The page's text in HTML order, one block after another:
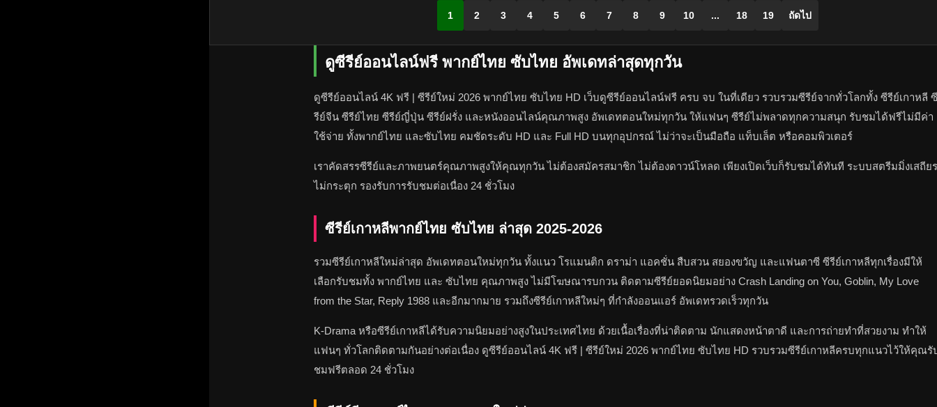
1 2 3 4 5 6 7 8 9 10 ... 18 19 ถัดไป
ดูซีรีย์ออนไลน์ฟรี พากย์ไทย ซับไทย อัพเดทล่าสุดทุกวัน
ดูซีรีย์ออนไลน์ 4K ฟรี | ซีรีย์ใหม่ 2026 พากย์ไทย ซับไทย HD เว็บดูซีรีย์ออนไลน์ฟรี ครบ จบ ในที่เดียว รวบรวมซีรีย์จากทั่วโลกทั้ง ซีรีย์เกาหลี ซี
รีย์จีน ซีรีย์ไทย ซีรีย์ญี่ปุ่น ซีรีย์ฝรั่ง และหนังออนไลน์คุณภาพสูง อัพเดทตอนใหม่ทุกวัน ให้แฟนๆ ซีรีย์ไม่พลาดทุกความสนุก รับชมได้ฟรีไม่มีค่า
ใช้จ่าย ทั้งพากย์ไทย และซับไทย คมชัดระดับ HD และ Full HD บนทุกอุปกรณ์ ไม่ว่าจะเป็นมือถือ แท็บเล็ต หรือคอมพิวเตอร์
เราคัดสรรซีรีย์และภาพยนตร์คุณภาพสูงให้คุณทุกวัน ไม่ต้องสมัครสมาชิก ไม่ต้องดาวน์โหลด เพียงเปิดเว็บก็รับชมได้ทันที ระบบสตรีมมิ่งเสถียร
ไม่กระตุก รองรับการรับชมต่อเนื่อง 24 ชั่วโมง
ซีรีย์เกาหลีพากย์ไทย ซับไทย ล่าสุด 2025-2026
รวมซีรีย์เกาหลีใหม่ล่าสุด อัพเดทตอนใหม่ทุกวัน ทั้งแนว โรแมนติก ดราม่า แอคชั่น สืบสวน สยองขวัญ และแฟนตาซี ซีรีย์เกาหลีทุกเรื่องมีให้
เลือกรับชมทั้ง พากย์ไทย และ ซับไทย คุณภาพสูง ไม่มีโฆษณารบกวน ติดตามซีรีย์ยอดนิยมอย่าง Crash Landing on You, Goblin, My Love
from the Star, Reply 1988 และอีกมากมาย รวมถึงซีรีย์เกาหลีใหม่ๆ ที่กำลังออนแอร์ อัพเดทรวดเร็วทุกวัน
K-Drama หรือซีรีย์เกาหลีได้รับความนิยมอย่างสูงในประเทศไทย ด้วยเนื้อเรื่องที่น่าติดตาม นักแสดงหน้าตาดี และการถ่ายทำที่สวยงาม ทำให้
แฟนๆ ทั่วโลกติดตามกันอย่างต่อเนื่อง ดูซีรีย์ออนไลน์ 4K ฟรี | ซีรีย์ใหม่ 2026 พากย์ไทย ซับไทย HD รวบรวมซีรีย์เกาหลีครบทุกแนวไว้ให้คุณรั
ชมฟรีตลอด 24 ชั่วโมง